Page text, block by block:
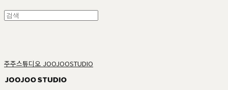
주주스튜디오 JOOJOOSTUDIO